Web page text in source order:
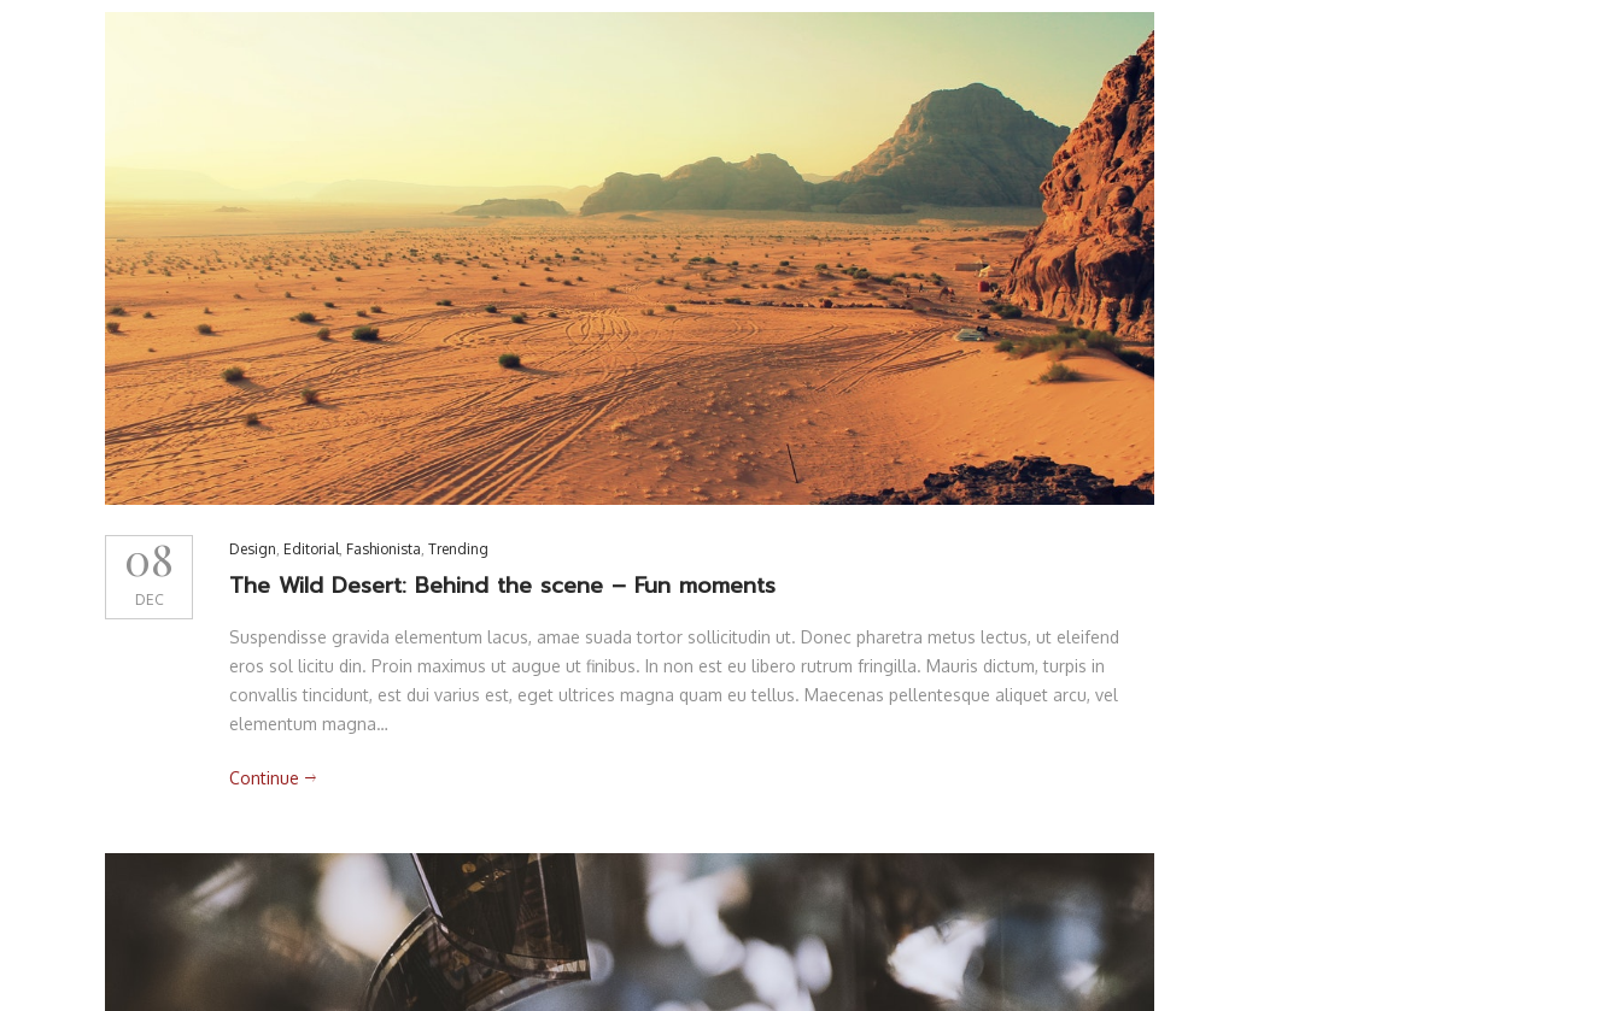
08
DEC
Design Editorial Fashionista Trending
The Wild Desert: Behind the scene – Fun moments
Suspendisse gravida elementum lacus, amae suada tortor sollicitudin ut. Donec pharetra metus lectus, ut eleifend
eros sol licitu din. Proin maximus ut augue ut finibus. In non est eu libero rutrum fringilla. Mauris dictum, turpis in
convallis tincidunt, est dui varius est, eget ultrices magna quam eu tellus. Maecenas pellentesque aliquet arcu, vel
elementum magna…
Continue